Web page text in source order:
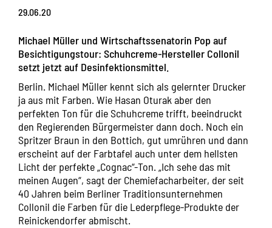
29.06.20
Michael Müller und Wirtschaftssenatorin Pop auf
Besichtigungstour: Schuhcreme-Hersteller Collonil
setzt jetzt auf Desinfektionsmittel.
Berlin. Michael Müller kennt sich als gelernter Drucker
ja aus mit Farben. Wie Hasan Oturak aber den
perfekten Ton für die Schuhcreme trifft, beeindruckt
den Regierenden Bürgermeister dann doch. Noch ein
Spritzer Braun in den Bottich, gut umrühren und dann
erscheint auf der Farbtafel auch unter dem hellsten
Licht der perfekte „Cognac“-Ton. „Ich sehe das mit
meinen Augen“, sagt der Chemiefacharbeiter, der seit
40 Jahren beim Berliner Traditionsunternehmen
Collonil die Farben für die Lederpflege-Produkte der
Reinickendorfer abmischt.